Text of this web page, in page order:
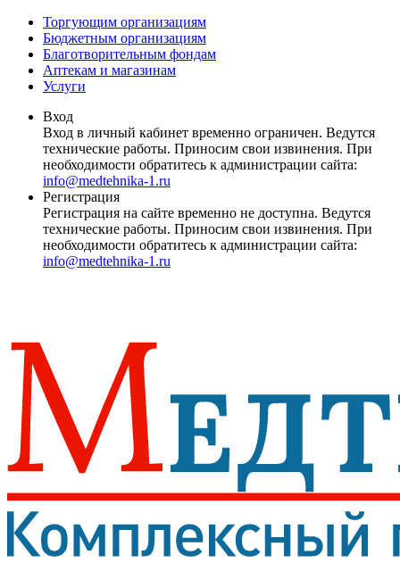
Торгующим организациям
Бюджетным организациям
Благотворительным фондам
Аптекам и магазинам
Услуги
Вход
Вход в личный кабинет временно ограничен. Ведутся
технические работы. Приносим свои извинения. При
необходимости обратитесь к администрации сайта:
info@medtehnika-1.ru
Регистрация
Регистрация на сайте временно не доступна. Ведутся
технические работы. Приносим свои извинения. При
необходимости обратитесь к администрации сайта:
info@medtehnika-1.ru